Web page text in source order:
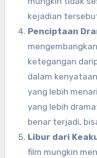
kejadian
Penciptaan
ketegangan
dalam
yang lebih
yang lebih
benar terjadi,
Libur dari
film mungkin